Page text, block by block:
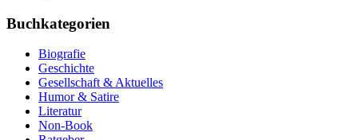
Buchkategorien
Biografie
Geschichte
Gesellschaft & Aktuelles
Humor & Satire
Literatur
Non-Book